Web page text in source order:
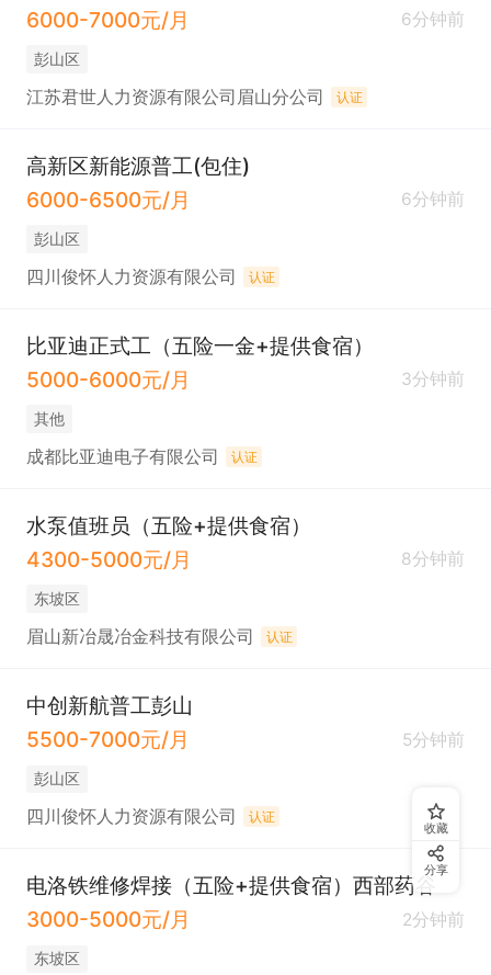
6000-7000元/月
6分钟前
彭山区
江苏君世人力资源有限公司眉山分公司 认证
高新区新能源普工(包住)
6000-6500元/月
6分钟前
彭山区
四川俊怀人力资源有限公司 认证
比亚迪正式工（五险一金+提供食宿）
5000-6000元/月
3分钟前
其他
成都比亚迪电子有限公司 认证
水泵值班员（五险+提供食宿）
4300-5000元/月
8分钟前
东坡区
眉山新冶晟冶金科技有限公司 认证
中创新航普工彭山
5500-7000元/月
5分钟前
彭山区
四川俊怀人力资源有限公司 认证
电洛铁维修焊接（五险+提供食宿）西部药谷
3000-5000元/月
2分钟前
东坡区
收藏
分享